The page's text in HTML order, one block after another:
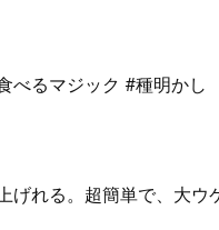
べるマジック #種明かし
げれる。超簡単で、大ウ